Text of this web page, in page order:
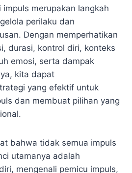
merupakan langkah
perilaku dan
Dengan memperhatikan
durasi, kontrol diri, konteks
emosi, serta dampak
kita dapat
yang efektif untuk
dan membuat pilihan yang
bahwa tidak semua impuls
utamanya adalah
mengenali pemicu impuls,